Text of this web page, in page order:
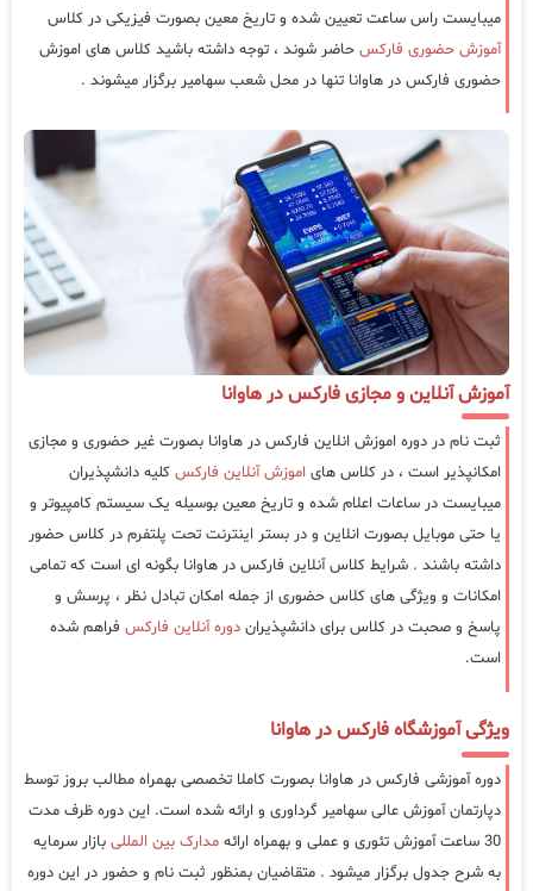
میبایست راس ساعت تعیین شده و تاریخ معین بصورت فیزیکی در کلاس
آموزش حضوری فارکس حاضر شوند ، توجه داشته باشید کلاس های اموزش
حضوری فارکس در هاوانا تنها در محل شعب سهامیر برگزار میشوند .
آموزش آنلاین و مجازی فارکس در هاوانا
ثبت نام در دوره اموزش انلاین فارکس در هاوانا بصورت غیر حضوری و مجازی
امکانپذیر است ، در کلاس های اموزش آنلاین فارکس کلیه دانشپذیران
میبایست در ساعات اعلام شده و تاریخ معین بوسیله یک سیستم کامپیوتر و
یا حتی موبایل بصورت انلاین و در بستر اینترنت تحت پلتفرم در کلاس حضور
داشته باشند . شرایط کلاس آنلاین فارکس در هاوانا بگونه ای است که تمامی
امکانات و ویژگی های کلاس حضوری از جمله امکان تبادل نظر ، پرسش و
پاسخ و صحبت در کلاس برای دانشپذیران دوره آنلاین فارکس فراهم شده
است.
ویژگی آموزشگاه فارکس در هاوانا
دوره آموزشی فارکس در هاوانا بصورت کاملا تخصصی بهمراه مطالب بروز توسط
دپارتمان آموزش عالی سهامیر گرداوری و ارائه شده است. این دوره ظرف مدت
30 ساعت آموزش تئوری و عملی و بهمراه ارائه
مدارک بین المللی بازار سرمایه
به شرح جدول برگزار میشود . متقاضیان بمنظور ثبت نام و حضور در این دوره